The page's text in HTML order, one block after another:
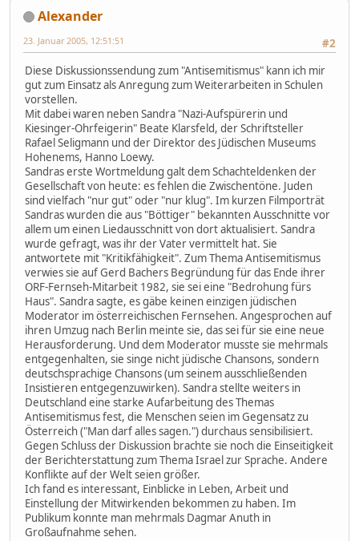
Alexander
#2
23. Januar 2005, 12:51:51
Diese Diskussionssendung zum "Antisemitismus" kann ich mir
gut zum Einsatz als Anregung zum Weiterarbeiten in Schulen
vorstellen.
Mit dabei waren neben Sandra "Nazi-Aufspürerin und
Kiesinger-Ohrfeigerin" Beate Klarsfeld, der Schriftsteller
Rafael Seligmann und der Direktor des Jüdischen Museums
Hohenems, Hanno Loewy.
Sandras erste Wortmeldung galt dem Schachteldenken der
Gesellschaft von heute: es fehlen die Zwischentöne. Juden
sind vielfach "nur gut" oder "nur klug". Im kurzen Filmporträt
Sandras wurden die aus "Böttiger" bekannten Ausschnitte vor
allem um einen Liedausschnitt von dort aktualisiert. Sandra
wurde gefragt, was ihr der Vater vermittelt hat. Sie
antwortete mit "Kritikfähigkeit". Zum Thema Antisemitismus
verwies sie auf Gerd Bachers Begründung für das Ende ihrer
ORF-Fernseh-Mitarbeit 1982, sie sei eine "Bedrohung fürs
Haus". Sandra sagte, es gäbe keinen einzigen jüdischen
Moderator im österreichischen Fernsehen. Angesprochen auf
ihren Umzug nach Berlin meinte sie, das sei für sie eine neue
Herausforderung. Und dem Moderator musste sie mehrmals
entgegenhalten, sie singe nicht jüdische Chansons, sondern
deutschsprachige Chansons (um seinem ausschließenden
Insistieren entgegenzuwirken). Sandra stellte weiters in
Deutschland eine starke Aufarbeitung des Themas
Antisemitismus fest, die Menschen seien im Gegensatz zu
Österreich ("Man darf alles sagen.") durchaus sensibilisiert.
Gegen Schluss der Diskussion brachte sie noch die Einseitigkeit
der Berichterstattung zum Thema Israel zur Sprache. Andere
Konflikte auf der Welt seien größer.
Ich fand es interessant, Einblicke in Leben, Arbeit und
Einstellung der Mitwirkenden bekommen zu haben. Im
Publikum konnte man mehrmals Dagmar Anuth in
Großaufnahme sehen.